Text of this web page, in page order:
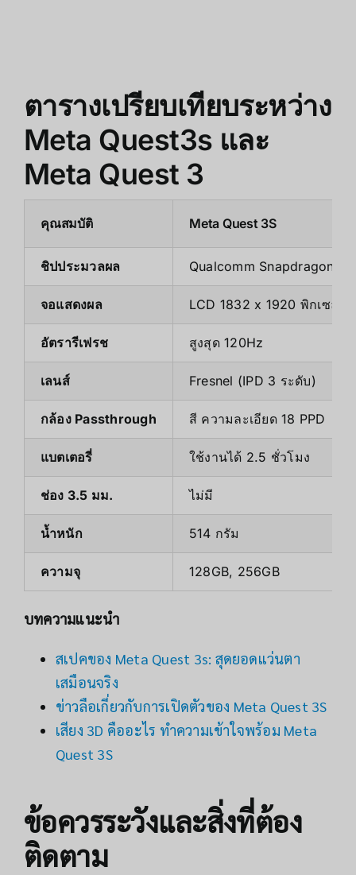
ตารางเปรียบเทียบระหว่าง
Meta Quest3s และ
Meta Quest 3
คุณสมบัติ Meta Quest 3S
ชิปประมวลผล Qualcomm Snapdragon
จอแสดงผล LCD 1832 x 1920 พิกเซล
อัตรารีเฟรช สูงสุด 120Hz
เลนส์ Fresnel (IPD 3 ระดับ)
กล้อง Passthrough สี ความละเอียด 18 PPD
แบตเตอรี่ ใช้งานได้ 2.5 ชั่วโมง
ช่อง 3.5 มม. ไม่มี
น้ำหนัก 514 กรัม
ความจุ 128GB, 256GB
บทความแนะนำ
สเปคของ Meta Quest 3s: สุดยอดแว่นตา
เสมือนจริง
ข่าวลือเกี่ยวกับการเปิดตัวของ Meta Quest 3S
เสียง 3D คืออะไร ทำความเข้าใจพร้อม Meta
Quest 3S
ข้อควรระวังและสิ่งที่ต้อง
ติดตาม